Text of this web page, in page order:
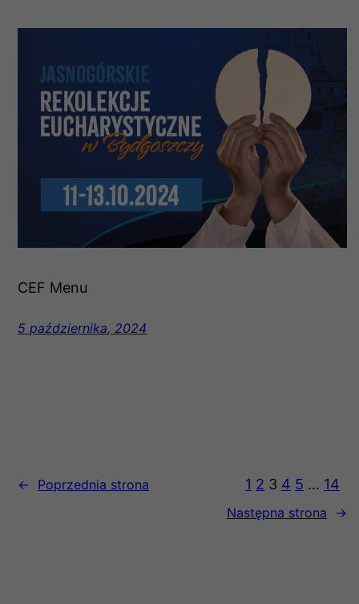
CEF Menu
5 października, 2024
← Poprzednia strona 1 2 3 4 5 … 14
Następna strona →